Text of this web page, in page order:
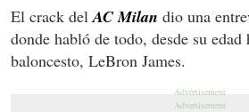
El crack delAC Milan dio una
donde habló de todo, desde su
baloncesto, LeBron James.